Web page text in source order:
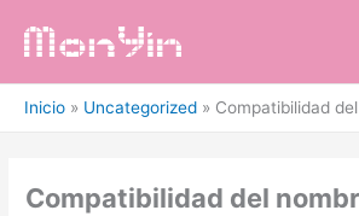
Inicio Uncategorized Compatibilidad
Compatibilidad del